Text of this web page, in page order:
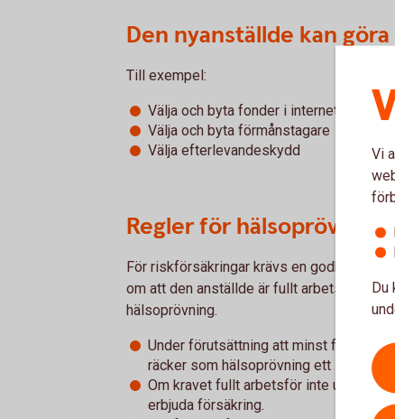
Den nyanställde kan
Till exempel:
Välja och byta fonder i internetbanken
Välja och byta förmånstagare
Välja efterlevandeskydd
Regler för hälsoprövning
För riskförsäkringar krävs en godkänd
om att den anställde är fullt arbetsför och
hälsoprövning.
Under förutsättning att minst fem
räcker som hälsoprövning ett intyg
Om kravet fullt arbetsför inte uppfylls,
erbjuda försäkring.
Vi
Du